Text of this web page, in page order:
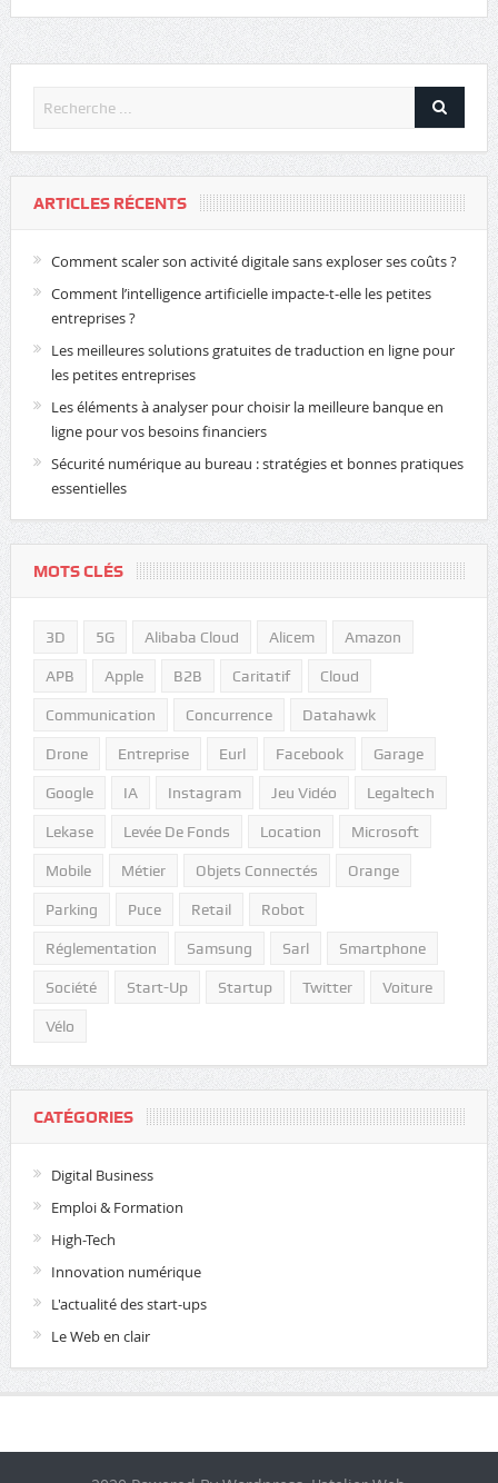
ARTICLES RÉCENTS
Comment scaler son activité digitale sans exploser ses coûts ?
Comment l’intelligence artificielle impacte-t-elle les petites
entreprises ?
Les meilleures solutions gratuites de traduction en ligne pour
les petites entreprises
Les éléments à analyser pour choisir la meilleure banque en
ligne pour vos besoins financiers
Sécurité numérique au bureau : stratégies et bonnes pratiques
essentielles
MOTS CLÉS
3D 5G Alibaba Cloud Alicem Amazon
APB Apple B2B Caritatif Cloud
Communication Concurrence Datahawk
Drone Entreprise Eurl Facebook Garage
Google IA Instagram Jeu Vidéo Legaltech
Lekase Levée De Fonds Location Microsoft
Mobile Métier Objets Connectés Orange
Parking Puce Retail Robot
Réglementation Samsung Sarl Smartphone
Société Start-Up Startup Twitter Voiture
Vélo
CATÉGORIES
Digital Business
Emploi & Formation
High-Tech
Innovation numérique
L'actualité des start-ups
Le Web en clair